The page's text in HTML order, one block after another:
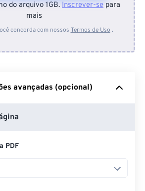
dispositivo
Google Drive
OneDrive
URL
do arquivo 1GB. Inscrever-se para
mais
concorda com nossos Termos de Uso .
avançadas (opcional)
PDF